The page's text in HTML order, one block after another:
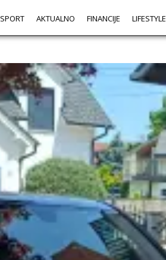
SPORT AKTUALNO FINANCIJE LIFESTYLE